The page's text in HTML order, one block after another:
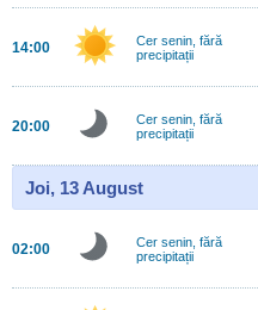
14:00
Cer senin, fără
precipitații
20:00
Cer senin, fără
precipitații
Joi, 13 August
02:00
Cer senin, fără
precipitații